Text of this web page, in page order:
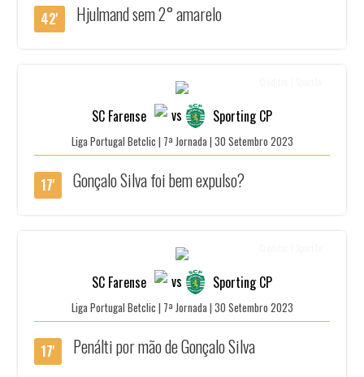
42' Hjulmand sem 2° amarelo
SC Farense vs Sporting CP
Liga Portugal Betclic | 7ª Jornada | 30 Setembro 2023
17' Gonçalo Silva foi bem expulso?
SC Farense vs Sporting CP
Liga Portugal Betclic | 7ª Jornada | 30 Setembro 2023
17' Penálti por mão de Gonçalo Silva